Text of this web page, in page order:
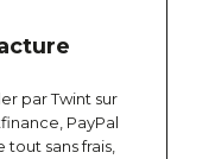
par Twint sur
PayPal
sans frais,